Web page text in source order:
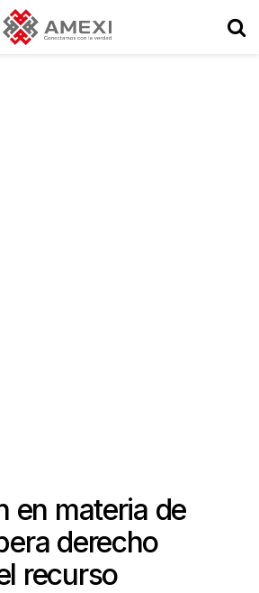
en materia de
derecho
recurso